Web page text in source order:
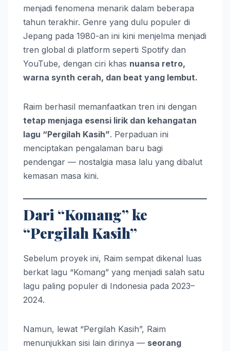
menjadi fenomena menarik dalam beberapa
tahun terakhir. Genre yang dulu populer di
Jepang pada 1980-an ini kini menjelma menjadi
tren global di platform seperti Spotify dan
YouTube, dengan ciri khas nuansa retro,
warna synth cerah, dan beat yang lembut.
Raim berhasil memanfaatkan tren ini dengan
tetap menjaga esensi lirik dan kehangatan
lagu “Pergilah Kasih”. Perpaduan ini
menciptakan pengalaman baru bagi
pendengar — nostalgia masa lalu yang dibalut
kemasan masa kini.
Dari “Komang” ke
“Pergilah Kasih”
Sebelum proyek ini, Raim sempat dikenal luas
berkat lagu “Komang” yang menjadi salah satu
lagu paling populer di Indonesia pada 2023–
2024.
Namun, lewat “Pergilah Kasih”, Raim
menunjukkan sisi lain dirinya — seorang